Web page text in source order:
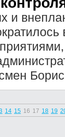
и
14 15 16 17 18 19